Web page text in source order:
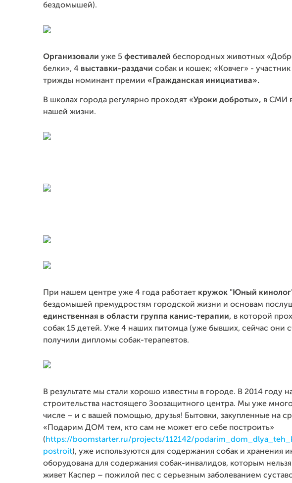
бездомышей).
Организовали уже 5 фестивалей беспородных животных
белки», 4 выставки-раздачи собак и кошек; «Ковчег» - участник
трижды номинант премии «Гражданская инициатива».
В школах города регулярно проходят «Уроки доброты», в СМИ
нашей жизни.
При нашем центре уже 4 года работает кружок "Юный
бездомышей премудростям городской жизни и основам
единственная в области группа канис-терапии, в которой
собак 15 детей. Уже 4 наших питомца (уже бывших, сейчас они
получили дипломы собак-терапевтов.
В результате мы стали хорошо известны в городе. В 2014 году
строительства настоящего Зоозащитного центра. Мы уже
числе – и с вашей помощью, друзья! Бытовки, закупленные на
«Подарим ДОМ тем, кто сам не может его себе построить»
(https://boomstarter.ru/projects/112142/
postroit), уже используются для содержания собак и хранения
оборудована для содержания собак-инвалидов, которым
живет Каспер – пожилой пес с серьезным заболеванием